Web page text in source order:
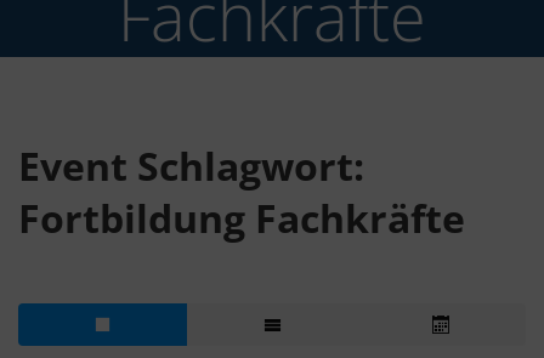
Event Schlagwort:
Fortbildung Fachkräfte